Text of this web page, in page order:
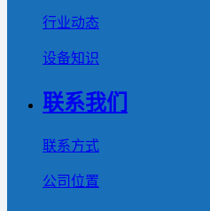
行业动态
设备知识
联系我们
联系方式
公司位置